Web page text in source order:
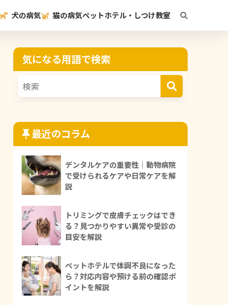
犬の病気 猫の病気ペットホテル・しつけ教室
気になる用語で検索
最近のコラム
デンタルケアの重要性｜動物病院
で受けられるケアや日常ケアを解
説
トリミングで皮膚チェックはでき
る？見つかりやすい異常や受診の
目安を解説
ペットホテルで体調不良になった
ら？対応内容や預ける前の確認ポ
イントを解説